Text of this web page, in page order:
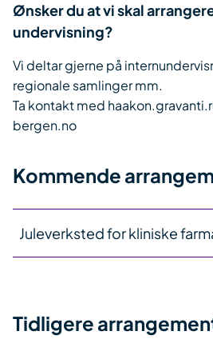
Ønsker du at vi skal
undervisning?
Vi deltar gjerne på
regionale samlinger mm.
Ta kontakt med
bergen.no
Kommende
Juleverksted for kliniske
Tidligere